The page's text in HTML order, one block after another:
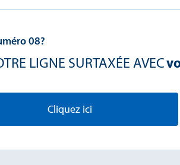
08?
LIGNE SURTAXÉE AVEC
Cliquez ici